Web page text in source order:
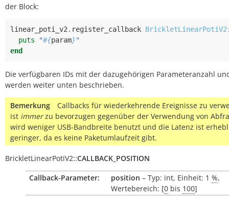
der Block:
linear_poti_v2 . register_callback BrickletLinearPotiV2
puts
"#{param}"
end
Die verfügbaren IDs mit der dazugehörigen Parameteranzahl
werden weiter unten beschrieben.
Bemerkung
Callbacks für wiederkehrende Ereignisse zu
ist immerzu bevorzugen gegenüber der Verwendung von
wird weniger USB-Bandbreite benutzt und die Latenz ist
geringer, da es keine Paketumlaufzeit gibt.
BrickletLinearPotiV2::CALLBACK_POSITION
Callback-Parameter:
position – Typ: int, Einheit: 1 %,
Wertebereich: [0 bis 100]